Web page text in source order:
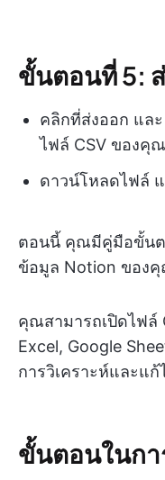
ขั้นตอนที่ 5:
คลิกที่ส่งออก แล
ไฟล์ CSV ของคุณ
ดาวน์โหลดไฟล์
ตอนนี้ คุณมีคู่มือขั้นต
ข้อมูล Notion ของ
คุณสามารถเปิดไฟล์
Excel, Google
การวิเคราะห์และแก้
ขั้นตอนในกา